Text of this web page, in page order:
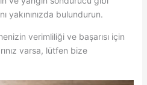
yakınınızda bulundurun.
verimliliği ve başarısı için
varsa, lütfen bize